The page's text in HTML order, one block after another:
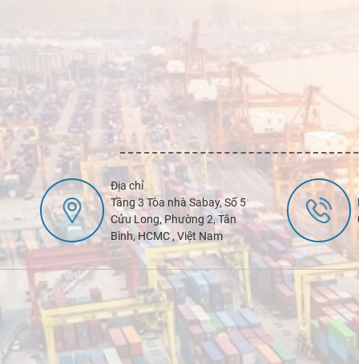
Địa chỉ
Tầng 3 Tòa nhà Sabay, Số 5
Cửu Long, Phường 2, Tân
Bình, HCMC , Việt Nam